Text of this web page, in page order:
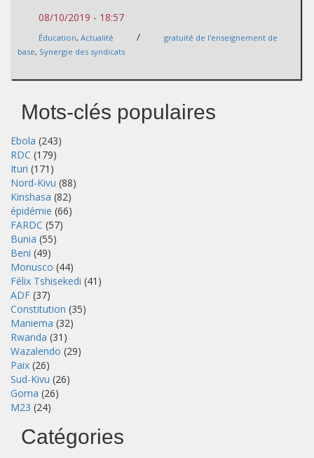
08/10/2019 - 18:57
Éducation, Actualité /
gratuité de l'enseignement de
base, Synergie des syndicats
Mots-clés populaires
Ebola (243)
RDC (179)
Ituri (171)
Nord-Kivu (88)
Kinshasa (82)
épidémie (66)
FARDC (57)
Bunia (55)
Beni (49)
Monusco (44)
Félix Tshisekedi (41)
ADF (37)
Constitution (35)
Maniema (32)
Rwanda (31)
Wazalendo (29)
Paix (26)
Sud-Kivu (26)
Goma (26)
M23 (24)
Catégories